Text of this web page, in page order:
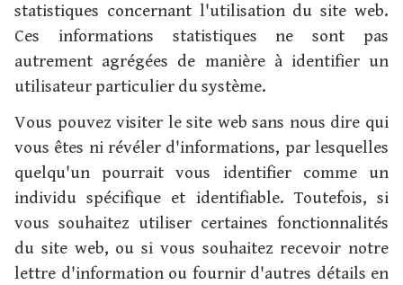
statistiques concernant l'utilisation du site web.
Ces informations statistiques ne sont pas
autrement agrégées de manière à identifier un
utilisateur particulier du système.
Vous pouvez visiter le site web sans nous dire qui
vous êtes ni révéler d'informations, par lesquelles
quelqu'un pourrait vous identifier comme un
individu spécifique et identifiable. Toutefois, si
vous souhaitez utiliser certaines fonctionnalités
du site web, ou si vous souhaitez recevoir notre
lettre d'information ou fournir d'autres détails en